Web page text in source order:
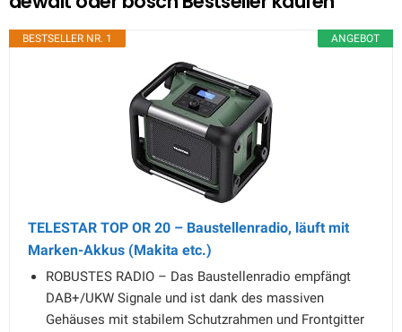
ANGEBOT
BESTSELLER NR. 1
TELESTAR TOP OR 20 – Baustellenradio, läuft mit
Marken-Akkus (Makita etc.)
ROBUSTES RADIO – Das Baustellenradio empfängt
DAB+/UKW Signale und ist dank des massiven
Gehäuses mit stabilem Schutzrahmen und Frontgitter